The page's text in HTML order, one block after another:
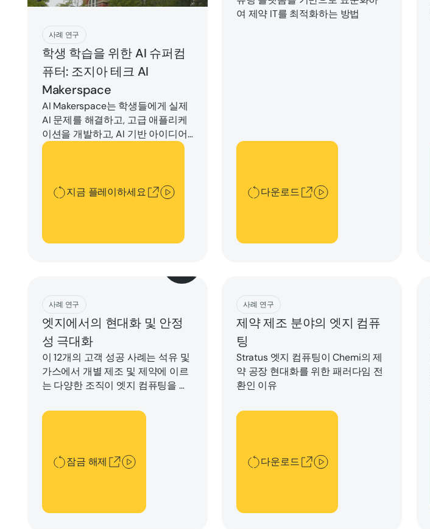
사례 연구
학생 학습을 위한 AI 슈퍼컴
퓨터: 조지아 테크 AI
Makerspace
AI Makerspace는 학생들에게 실제
AI 문제를 해결하고, 고급 애플리케
이션을 개발하고, AI 기반 아이디어
를 대규모로 발표할 수 있는 실습 플
큘럼을 확장합니다.
지금 플레이하세요
지금 플레이하세요
지금 플레이하세요
여 제약 IT를 최적화하는 방법
다운로드
다운로드
사례 연구
엣지에서의 현대화 및 안정
성 극대화
이 12개의 고객 성공 사례는 석유 및
가스에서 개별 제조 및 제약에 이르
는 다양한 조직이 엣지 컴퓨팅을 활
타임 없이 미션 크리티컬 애플리케
를 구축하는 방법을 보여줍니다.
잠금 해제
잠금 해제
다운로드 사례 연구
제약 제조 분야의 엣지 컴퓨
팅
Stratus 엣지 컴퓨팅이 Chemi의 제
약 공장 현대화를 위한 패러다임 전
환인 이유
다운로드
다운로드
Download